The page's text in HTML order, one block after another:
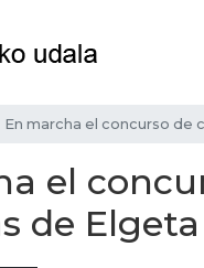
En marcha el concurso de
el
de Elgeta